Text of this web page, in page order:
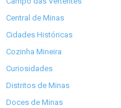
Central de Minas
Cidades Históricas
Cozinha Mineira
Curiosidades
Distritos de Minas
Doces de Minas